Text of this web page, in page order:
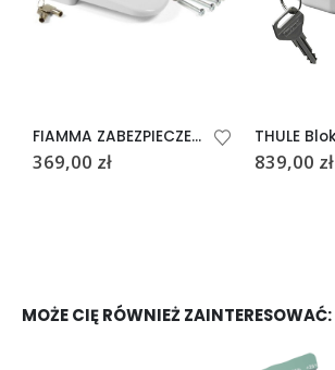
FIAMMA ZABEZPIECZENIE SAFE DOOR MAGNUM
369,00 zł 839,00 zł
MOŻE CIĘ RÓWNIEŻ ZAINTERESOWAĆ: